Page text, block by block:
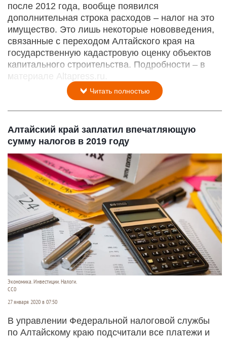
после 2012 года, вообще появился
дополнительная строка расходов – налог на это
имущество. Это лишь некоторые нововведения,
связанные с переходом Алтайского края на
государственную кадастровую оценку объектов
капитального строительства. Подробности – в
материале Altapress.ru.
Читать полностью
Алтайский край заплатил впечатляющую
сумму налогов в 2019 году
Экономика. Инвестиции. Налоги.
СС0
27 января 2020 в 07:50
В управлении Федеральной налоговой службы
по Алтайскому краю подсчитали все платежи и